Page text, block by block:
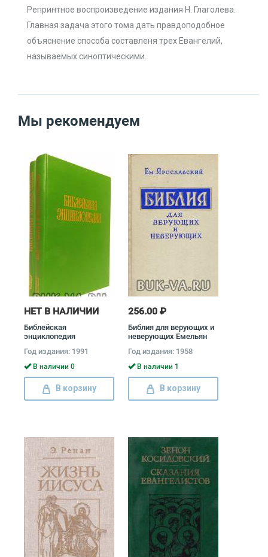
Репринтное воспроизведение издания Н. Глаголева.
Главная задача этого тома дать правдоподобное
объяснение способа составленя трех Евангелий,
называемых синоптическими.
Мы рекомендуем
НЕТ В НАЛИЧИИ
Библейская
энциклопедия
Год издания: 1991
В наличии 0
В корзину
256.00 ₽
Библия для верующих и
неверующих Емельян
Год издания: 1958
В наличии 1
В корзину